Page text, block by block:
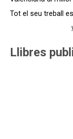
Tot el seu treball
Llibres